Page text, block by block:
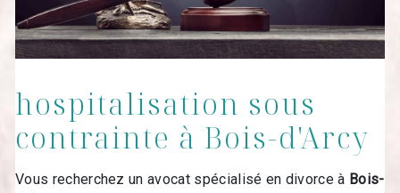
hospitalisation sous
contrainte à Bois-d'Arcy
Vous recherchez un avocat spécialisé en divorce à Bois-